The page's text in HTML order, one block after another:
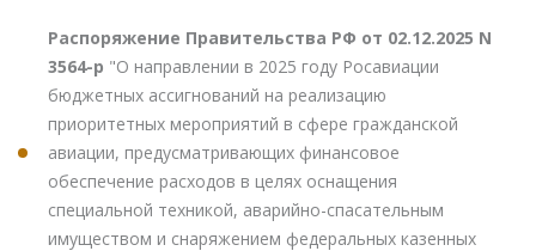
Распоряжение Правительства РФ от 02.12.2025 N
3564-р "О направлении в 2025 году Росавиации
бюджетных ассигнований на реализацию
приоритетных мероприятий в сфере гражданской
авиации, предусматривающих финансовое
обеспечение расходов в целях оснащения
специальной техникой, аварийно-спасательным
имуществом и снаряжением федеральных казенных